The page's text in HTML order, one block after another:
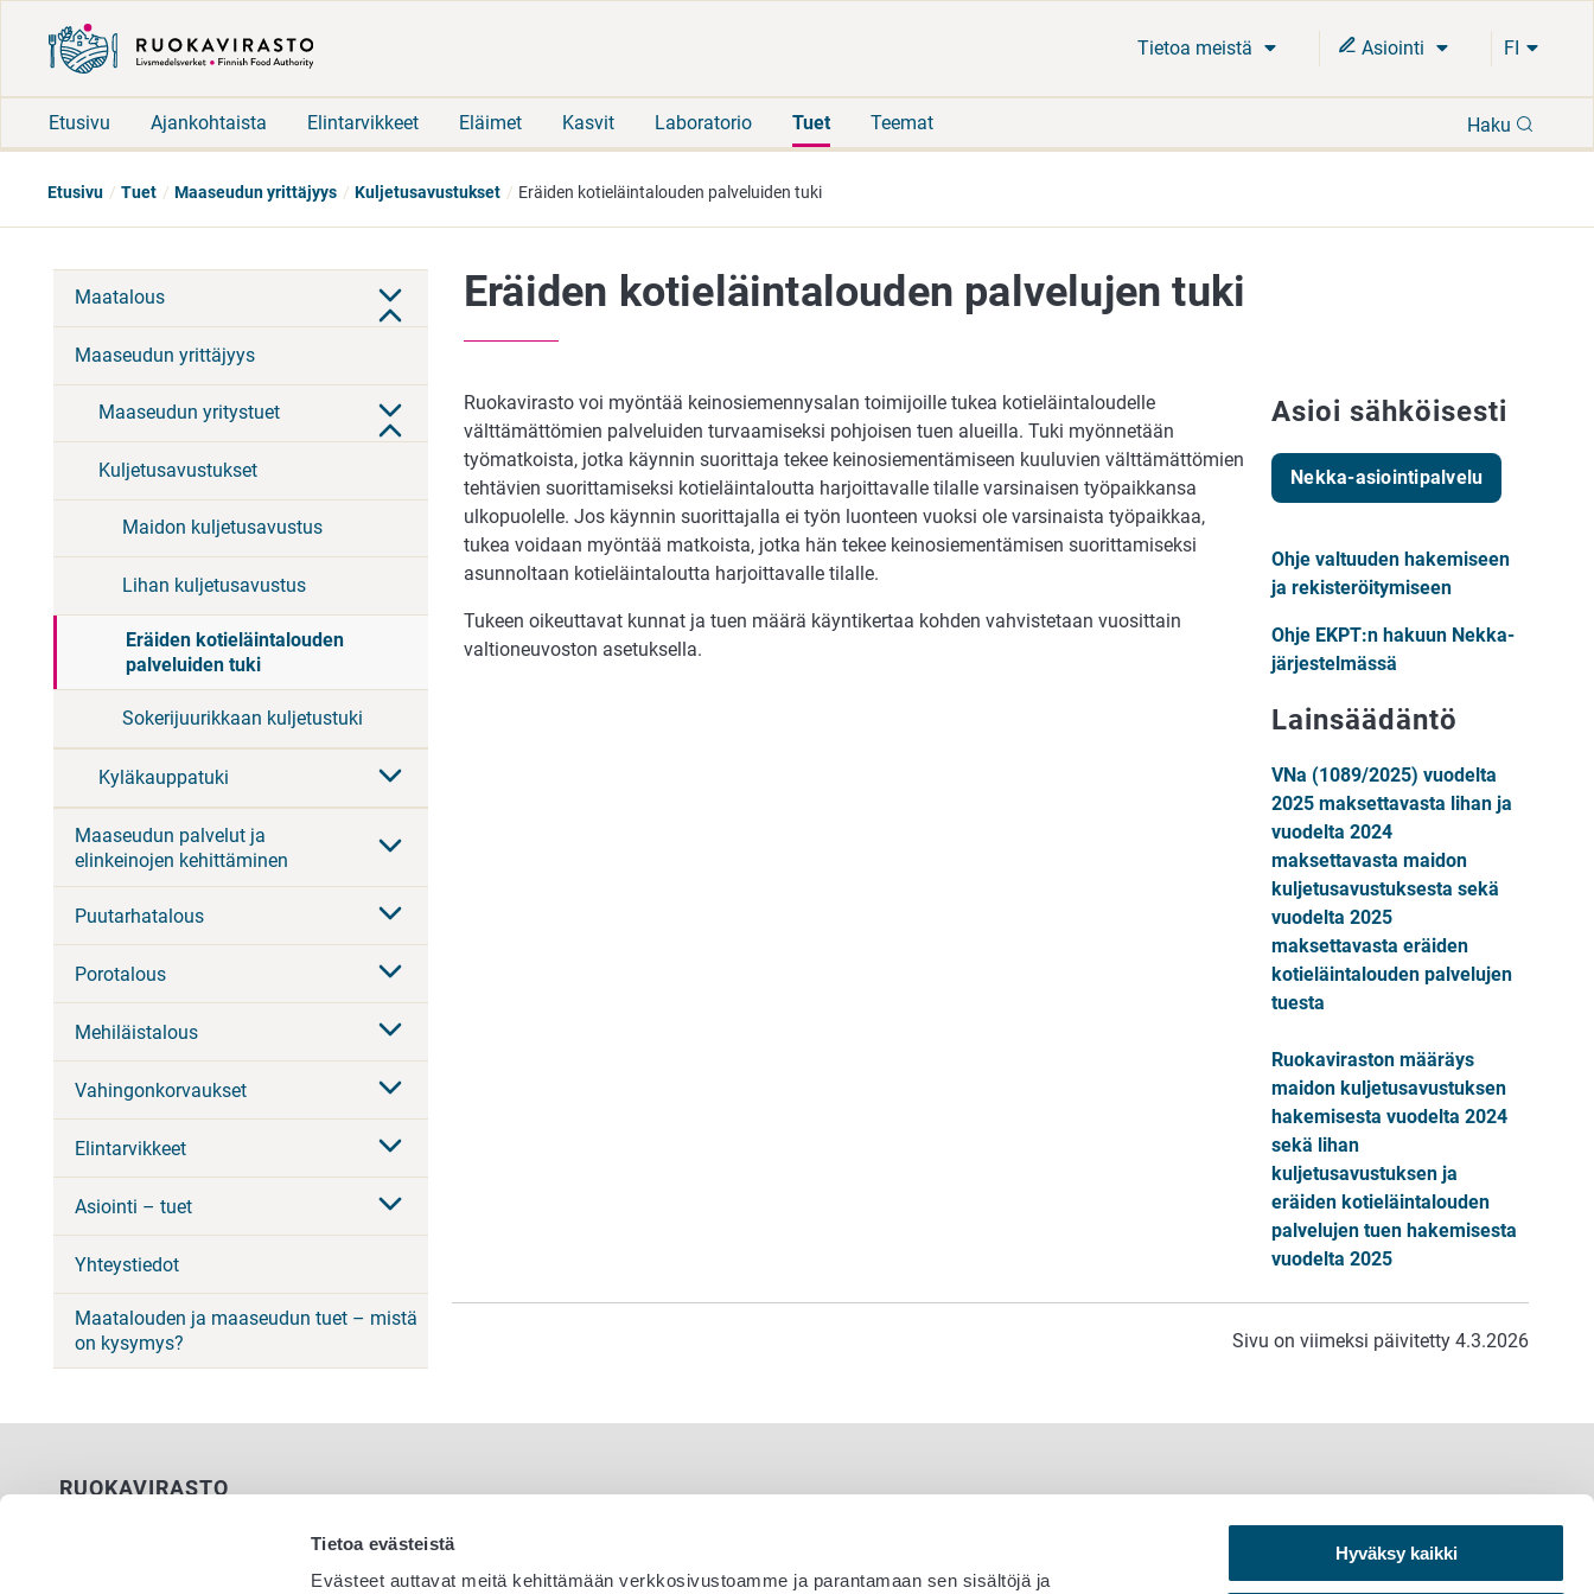
Tietoa evästeistä
Evästeet auttavat meitä kehittämään verkkosivustoamme ja parantamaan sen sisältöjä ja
Hyväksy kaikki
Tietoa meistä Asiointi FI
Etusivu Ajankohtaista Elintarvikkeet Eläimet Kasvit Laboratorio Tuet Teemat Haku
Etusivu Tuet Maaseudun yrittäjyys Kuljetusavustukset Eräiden kotieläintalouden palveluiden tuki
Maatalous
Maaseudun yrittäjyys
Maaseudun yritystuet
Kuljetusavustukset
Maidon kuljetusavustus
Lihan kuljetusavustus
Eräiden kotieläintalouden
palveluiden tuki
Sokerijuurikkaan kuljetustuki
Kyläkauppatuki
Maaseudun palvelut ja
elinkeinojen kehittäminen
Puutarhatalous
Porotalous
Mehiläistalous
Vahingonkorvaukset
Elintarvikkeet
Asiointi – tuet
Yhteystiedot
Maatalouden ja maaseudun tuet – mistä
on kysymys?
Eräiden kotieläintalouden palvelujen tuki
Ruokavirasto voi myöntää keinosiemennysalan toimijoille tukea kotieläintaloudelle
välttämättömien palveluiden turvaamiseksi pohjoisen tuen alueilla. Tuki myönnetään
työmatkoista, jotka käynnin suorittaja tekee keinosiementämiseen kuuluvien välttämättömien
tehtävien suorittamiseksi kotieläintaloutta harjoittavalle tilalle varsinaisen työpaikkansa
ulkopuolelle. Jos käynnin suorittajalla ei työn luonteen vuoksi ole varsinaista työpaikkaa,
tukea voidaan myöntää matkoista, jotka hän tekee keinosiementämisen suorittamiseksi
asunnoltaan kotieläintaloutta harjoittavalle tilalle.
Tukeen oikeuttavat kunnat ja tuen määrä käyntikertaa kohden vahvistetaan vuosittain
valtioneuvoston asetuksella.
Asioi sähköisesti
Nekka-asiointipalvelu
Ohje valtuuden hakemiseen
ja rekisteröitymiseen
Ohje EKPT:n hakuun Nekka-
järjestelmässä
Lainsäädäntö
VNa (1089/2025) vuodelta
2025 maksettavasta lihan ja
vuodelta 2024
maksettavasta maidon
kuljetusavustuksesta sekä
vuodelta 2025
maksettavasta eräiden
kotieläintalouden palvelujen
tuesta
Ruokaviraston määräys
maidon kuljetusavustuksen
hakemisesta vuodelta 2024
sekä lihan
kuljetusavustuksen ja
eräiden kotieläintalouden
palvelujen tuen hakemisesta
vuodelta 2025
Sivu on viimeksi päivitetty 4.3.2026
RUOKAVIRASTO